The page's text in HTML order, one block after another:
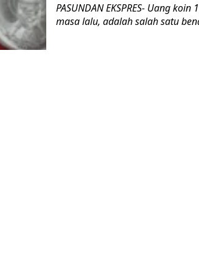
PASUNDAN EKSPRES- Uang
masa lalu, adalah salah satu